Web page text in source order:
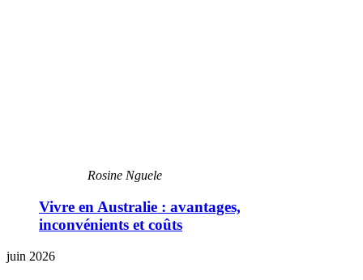
Rosine Nguele
Vivre en Australie : avantages,
inconvénients et coûts
juin 2026